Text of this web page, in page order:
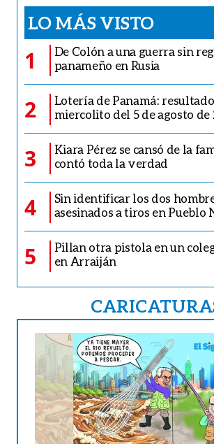
LO MÁS VISTO
1
De Colón a una guerra sin
panameño en Rusia
2
Lotería de Panamá:
miercolito del 5 de agosto de
3
Kiara Pérez se cansó de la
contó toda la verdad
4
Sin identificar los dos
asesinados a tiros en Pueblo
5
Pillan otra pistola en un
en Arraiján